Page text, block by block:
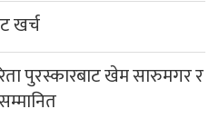
खर्च
पुरस्कारबाट खेम सारुमगर र